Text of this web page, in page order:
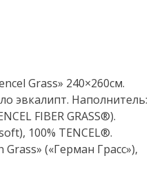
Grass» 240×260см.
эвкалипт. Наполнитель:
FIBER GRASS®).
100% TENCEL®.
(«Герман Грасс»),